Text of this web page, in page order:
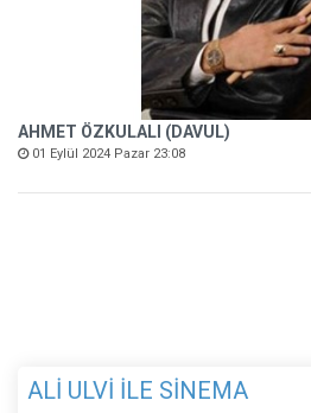
AHMET ÖZKULALI (DAVUL)
01 Eylül 2024 Pazar 23:08
ALİ ULVİ İLE SİNEMA